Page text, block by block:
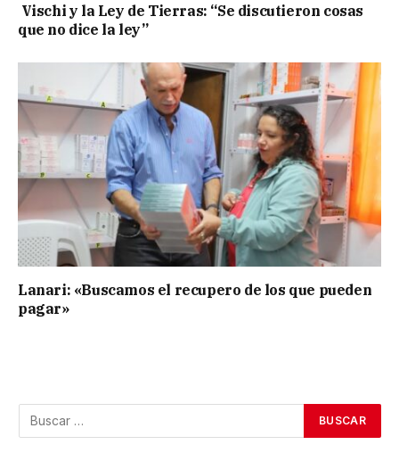
Vischi y la Ley de Tierras: “Se discutieron cosas
que no dice la ley”
Lanari: «Buscamos el recupero de los que pueden
pagar»